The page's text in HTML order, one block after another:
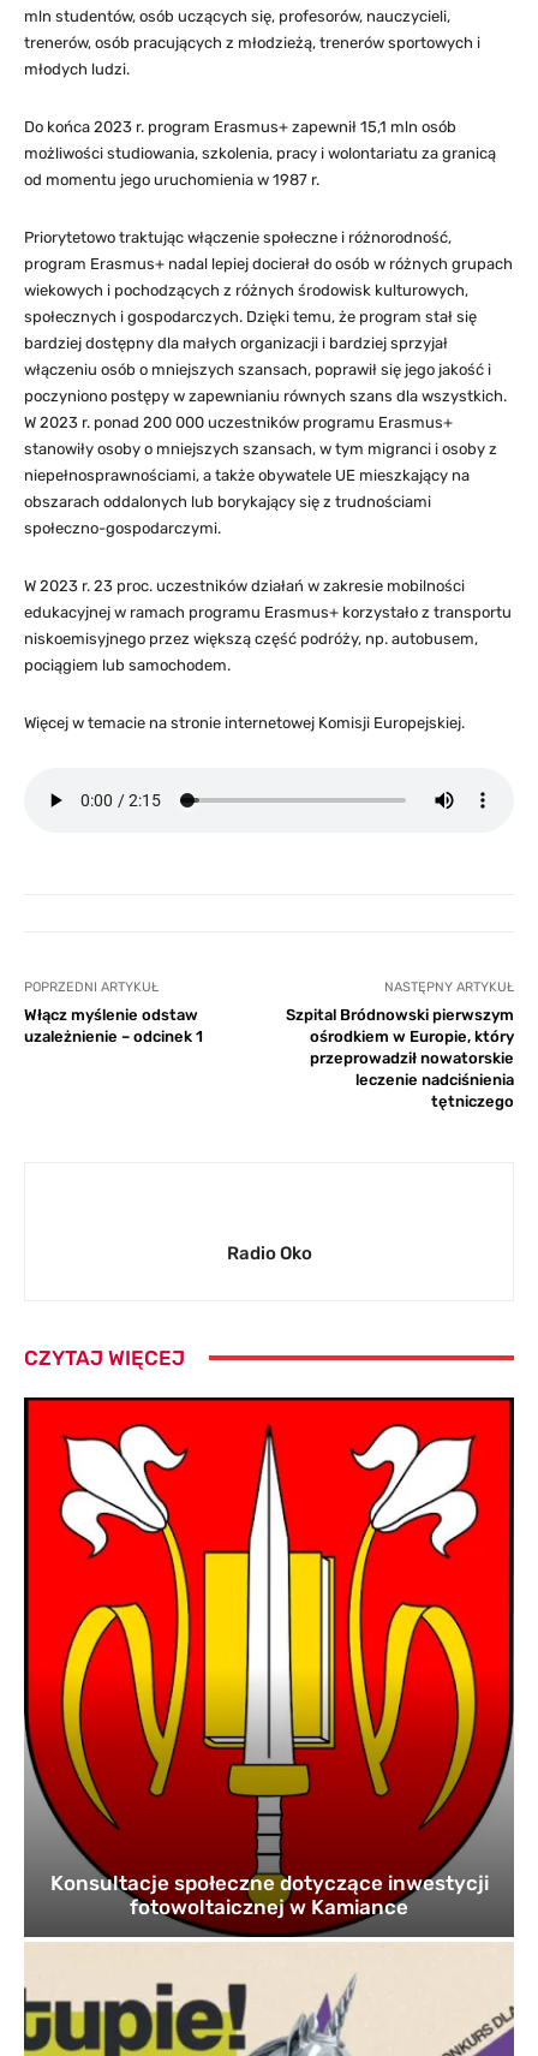
mln studentów, osób uczących się, profesorów, nauczycieli,
trenerów, osób pracujących z młodzieżą, trenerów sportowych i
młodych ludzi.
Do końca 2023 r. program Erasmus+ zapewnił 15,1 mln osób
możliwości studiowania, szkolenia, pracy i wolontariatu za granicą
od momentu jego uruchomienia w 1987 r.
Priorytetowo traktując włączenie społeczne i różnorodność,
program Erasmus+ nadal lepiej docierał do osób w różnych grupach
wiekowych i pochodzących z różnych środowisk kulturowych,
społecznych i gospodarczych. Dzięki temu, że program stał się
bardziej dostępny dla małych organizacji i bardziej sprzyjał
włączeniu osób o mniejszych szansach, poprawił się jego jakość i
poczyniono postępy w zapewnianiu równych szans dla wszystkich.
W 2023 r. ponad 200 000 uczestników programu Erasmus+
stanowiły osoby o mniejszych szansach, w tym migranci i osoby z
niepełnosprawnościami, a także obywatele UE mieszkający na
obszarach oddalonych lub borykający się z trudnościami
społeczno-gospodarczymi.
W 2023 r. 23 proc. uczestników działań w zakresie mobilności
edukacyjnej w ramach programu Erasmus+ korzystało z transportu
niskoemisyjnego przez większą część podróży, np. autobusem,
pociągiem lub samochodem.
Więcej w temacie na stronie internetowej Komisji Europejskiej.
POPRZEDNI ARTYKUŁ
Włącz myślenie odstaw
uzależnienie – odcinek 1
NASTĘPNY ARTYKUŁ
Szpital Bródnowski pierwszym
ośrodkiem w Europie, który
przeprowadził nowatorskie
leczenie nadciśnienia
tętniczego
Radio Oko
CZYTAJ WIĘCEJ
Konsultacje społeczne dotyczące inwestycji
fotowoltaicznej w Kamiance